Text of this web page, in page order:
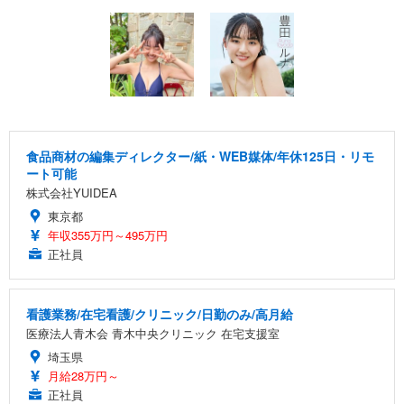
食品商材の編集ディレクター/紙・WEB媒体/年休125日・リモ
ート可能
株式会社YUIDEA
東京都
年収355万円～495万円
正社員
看護業務/在宅看護/クリニック/日勤のみ/高月給
医療法人青木会 青木中央クリニック 在宅支援室
埼玉県
月給28万円～
正社員